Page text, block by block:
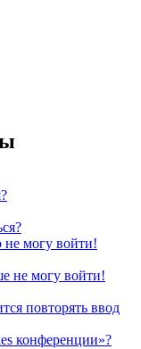
не могу войти!
не могу войти!
повторять ввод
конференции»?